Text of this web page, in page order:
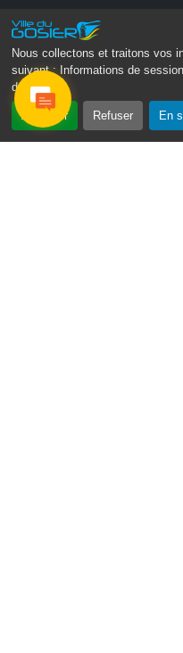
Nous collectons et traitons vos
suivant :
Informations de
des pages .
Accepter Refuser En
Suivez-nous